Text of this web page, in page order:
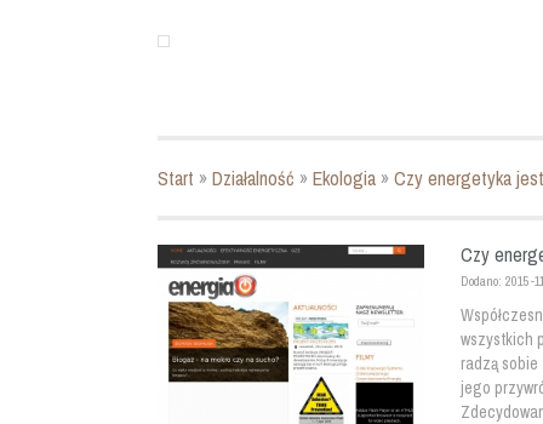
Start »Działalność »Ekologia »Czy energetyka
Czy
Dodano: 2015-
wszystkich
radzą
jego